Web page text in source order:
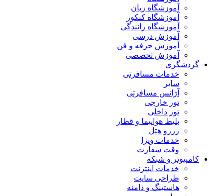
آموزشگاه زبان
آموزشگاه کنکور
آموزشگاه رانندگی
آموزش درسی
آموزش حرفه و فن
آموزش تخصصی
گردشگری
خدمات مسافرتی
سایر
آژانس مسافرتی
تور خارجی
تور داخلی
بلیط هواپیما و قطار
رزرو هتل
خدمات ویزا
وقت سفارت
کامپیوتر و شبکه
خدمات اینترنت
طراحی سایت
هاستینگ و دامنه